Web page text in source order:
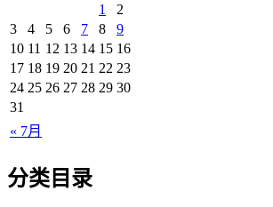
« 7月
1
2
3
4 5 6 7 8
9
10 11 12 13 14 15 16
17 18 19 20 21 22 23
24 25 26 27 28 29 30
31
分类目录